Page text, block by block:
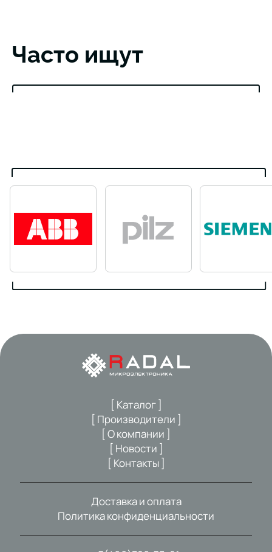
Часто ищут
[ Каталог ]
[ Производители ]
[ О компании ]
[ Новости ]
[ Контакты ]
Доставка и оплата
Политика конфиденциальности